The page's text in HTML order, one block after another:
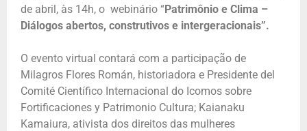
de abril, às 14h, o webinário “Patrimônio e Clima –
Diálogos abertos, construtivos e intergeracionais”.
O evento virtual contará com a participação de
Milagros Flores Román, historiadora e Presidente del
Comité Científico Internacional do Icomos sobre
Fortificaciones y Patrimonio Cultura; Kaianaku
Kamaiura, ativista dos direitos das mulheres